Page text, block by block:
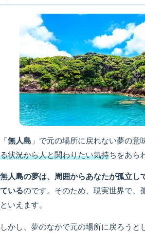
「無人島 」で元の場所に戻れない夢の意
る状況から人と関わりたい気持ちをあら
無人島の夢は、周囲からあなたが孤立し
ているのです。そのため、現実世界で、
といえます。
しかし、夢のなかで元の場所に戻ろうと